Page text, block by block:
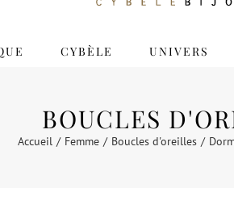
CYBÈLE UNIVERS
BOUCLES
Accueil Femme Boucles d'oreilles